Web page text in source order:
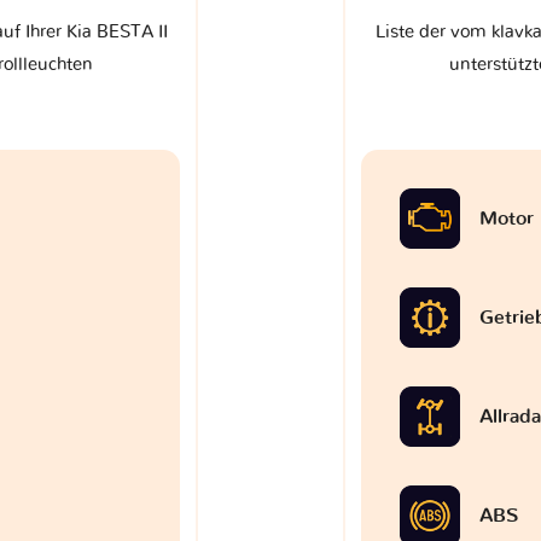
Ihrer Kia BESTA II
Liste der vom
Motor
ABS